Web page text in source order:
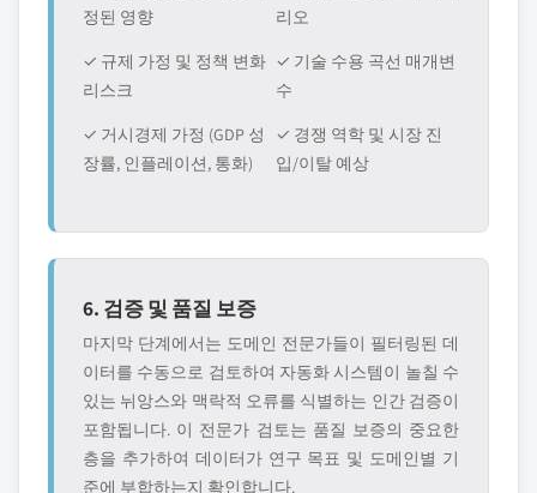
정된 영향
리오
✓ 규제 가정 및 정책 변화
리스크
✓ 기술 수용 곡선 매개변
수
✓ 거시경제 가정 (GDP 성
장률, 인플레이션, 통화)
✓ 경쟁 역학 및 시장 진
입/이탈 예상
6. 검증 및 품질 보증
마지막 단계에서는 도메인 전문가들이 필터링된 데
이터를 수동으로 검토하여 자동화 시스템이 놀칠 수
있는 뉘앙스와 맥락적 오류를 식별하는 인간 검증이
포함됩니다. 이 전문가 검토는 품질 보증의 중요한
층을 추가하여 데이터가 연구 목표 및 도메인별 기
준에 부합하는지 확인합니다.